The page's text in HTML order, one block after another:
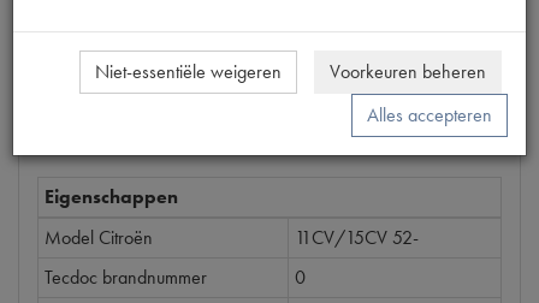
Eigenschappen
Model Citroën
11CV/15CV 52-
Tecdoc brandnummer
0
Niet-essentiële weigeren
Voorkeuren beheren
Alles accepteren